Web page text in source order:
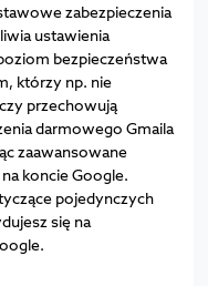
zabezpieczenia
ustawienia
bezpieczeństwa
którzy np. nie
przechowują
darmowego Gmaila
zaawansowane
koncie Google.
pojedynczych
się na